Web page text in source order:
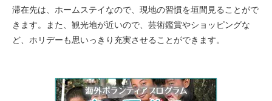
滞在先は、ホームステイなので、現地の習慣を垣間見ることがで
きます。また、観光地が近いので、芸術鑑賞やショッピングな
ど、ホリデーも思いっきり充実させることができます。